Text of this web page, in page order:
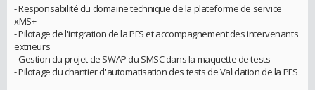
- Responsabilité du domaine technique de la plateforme de service
xMS+
- Pilotage de l'intgration de la PFS et accompagnement des intervenants
extrieurs
- Gestion du projet de SWAP du SMSC dans la maquette de tests
- Pilotage du chantier d'automatisation des tests de Validation de la PFS